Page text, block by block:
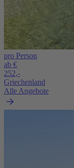
pro Person
ab €
252,-
Griechenland
Alle Angebote